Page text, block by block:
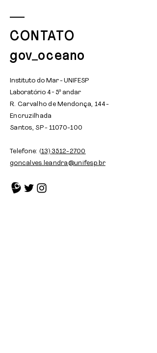
CONTATO
gov_oceano
Instituto do Mar - UNIFESP
Laboratório 4 - 5º andar
R. Carvalho de Mendonça, 144 -
Encruzilhada
Santos, SP - 11070-100
Telefone: (13) 3512-2700
goncalves.leandra@unifesp.br